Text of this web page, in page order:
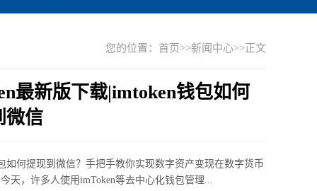
您的位置： 首页>>新闻中心>>正文
最新版下载|imtoken钱包如何
微信
如何提现到微信？手把手教你实现数字资产变现在数字货币
天，许多人使用imToken等去中心化钱包管理...